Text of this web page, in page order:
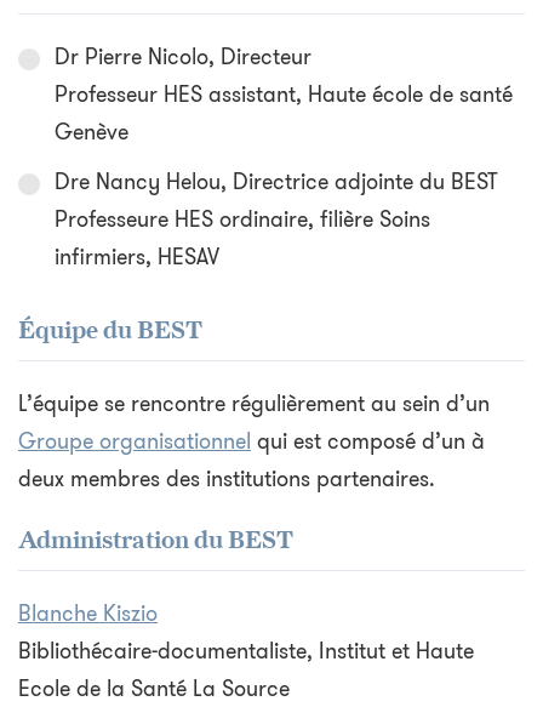
Dr Pierre Nicolo, Directeur
Professeur HES assistant, Haute école de santé
Genève
Dre Nancy Helou, Directrice adjointe du BEST
Professeure HES ordinaire, filière Soins
infirmiers, HESAV
Équipe du BEST
L’équipe se rencontre régulièrement au sein d’un
Groupe organisationnelqui est composé d’un à
deux membres des institutions partenaires.
Administration du BEST
Blanche Kiszio
Bibliothécaire-documentaliste, Institut et Haute
Ecole de la Santé La Source